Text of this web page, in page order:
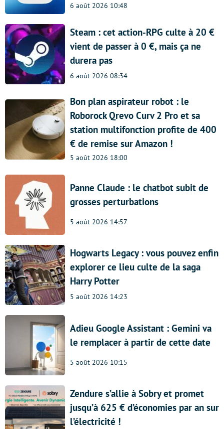
6 août 2026 10:48
Steam : cet action-RPG culte à 20 €
vient de passer à 0 €, mais ça ne
durera pas
6 août 2026 08:34
Bon plan aspirateur robot : le
Roborock Qrevo Curv 2 Pro et sa
station multifonction profite de 400
€ de remise sur Amazon !
5 août 2026 18:00
Panne Claude : le chatbot subit de
grosses perturbations
5 août 2026 14:57
Hogwarts Legacy : vous pouvez enfin
explorer ce lieu culte de la saga
Harry Potter
5 août 2026 14:23
Adieu Google Assistant : Gemini va
le remplacer à partir de cette date
5 août 2026 10:15
Zendure s’allie à Sobry et promet
jusqu’à 625 € d’économies par an sur
l’électricité !